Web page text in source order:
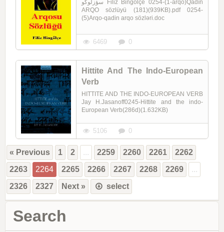
سؤزلوگو Filiz Bingölçe 0254-(1-arqo)Qadın
ARQO sözlüyü (181)(939KB).pdf 0254-
(5)Arqo-qadin arqo sözləri.doc
6469 0
Hittite And The Indo-European
Verb
HITTITE AND THE INDO-EUROPEAN VERB
Jay H.Jasanoff0245-Hittite and the indo-
European Verb(286d)(1.632KB)
5106 0
« Previous 1 2 ... 2259 2260 2261
2262
2263
2264 2265 2266 2267 2268 2269
...
2326
2327 Next » select
Search